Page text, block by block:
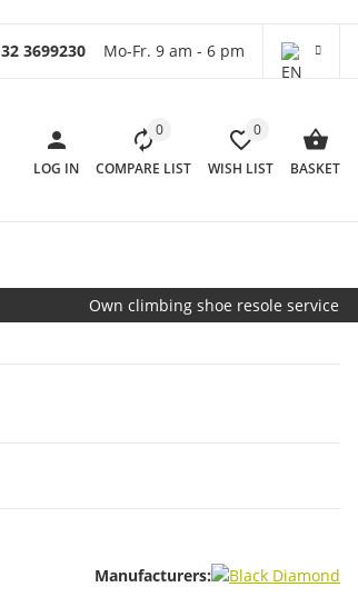
3699230 Mo-Fr. 9 am - 6 pm
LOG IN
0
COMPARE LIST
0
WISH LIST BASKET
Own climbing shoe resole service
Manufacturers: